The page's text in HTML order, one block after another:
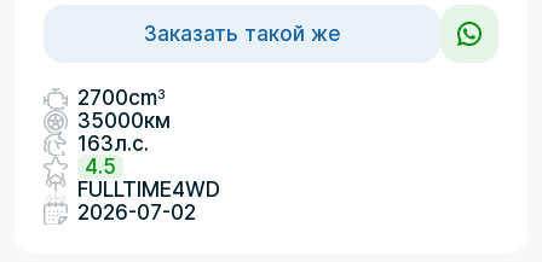
Заказать такой же
2700cm3
35000км
163л.с.
4.5
FULLTIME4WD
2026-07-02